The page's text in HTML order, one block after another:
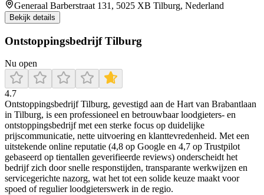
Generaal Barberstraat 131, 5025 XB Tilburg, Nederland
Bekijk details
Ontstoppingsbedrijf Tilburg
Nu open
4.7
Ontstoppingsbedrijf Tilburg, gevestigd aan de Hart van Brabantlaan
in Tilburg, is een professioneel en betrouwbaar loodgieters- en
ontstoppingsbedrijf met een sterke focus op duidelijke
prijscommunicatie, nette uitvoering en klanttevredenheid. Met een
uitstekende online reputatie (4,8 op Google en 4,7 op Trustpilot
gebaseerd op tientallen geverifieerde reviews) onderscheidt het
bedrijf zich door snelle responstijden, transparante werkwijzen en
servicegerichte nazorg, wat het tot een solide keuze maakt voor
spoed of regulier loodgieterswerk in de regio.